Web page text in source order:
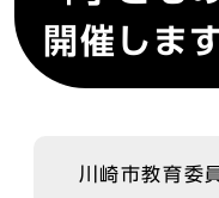
開催しま
川崎市教育委